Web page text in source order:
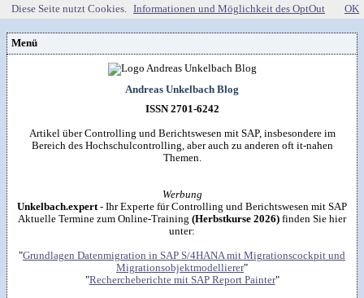
Menü
unkelbach.expert
Internet (149)
Office (90)
Artikelsuche
Apps für Android
Webempfehlungen
Workshop & Seminar
Autorenleben
Weitere Projekte
Datenschutzerklärung
Andreas Unkelbach Blog
ISSN 2701-6242
Artikel über Controlling und Berichtswesen mit SAP, insbesondere im
Bereich des Hochschulcontrolling, aber auch zu anderen oft it-nahen
Themen.
Werbung
Unkelbach.expert- Ihr Experte für Controlling und Berichtswesen mit SAP
Aktuelle Termine zum Online-Training (Herbstkurse 2026) finden Sie hier
unter:
"Grundlagen Datenmigration in SAP S/4HANA mit Migrationscockpit und
Migrationsobjektmodellierer"
"Rechercheberichte mit SAP Report Painter"
Diese Seite nutzt Cookies. Informationen und Möglichkeit des OptOut OK